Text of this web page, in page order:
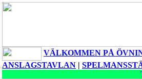
VÄLKOMMEN PÅ
ANSLAGSTAVLAN |